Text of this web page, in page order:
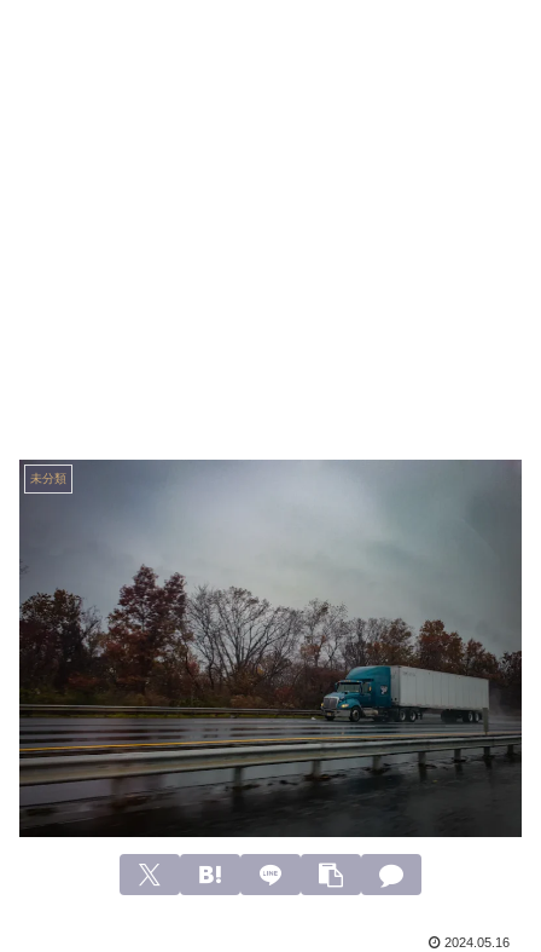
未分類
2024.05.16